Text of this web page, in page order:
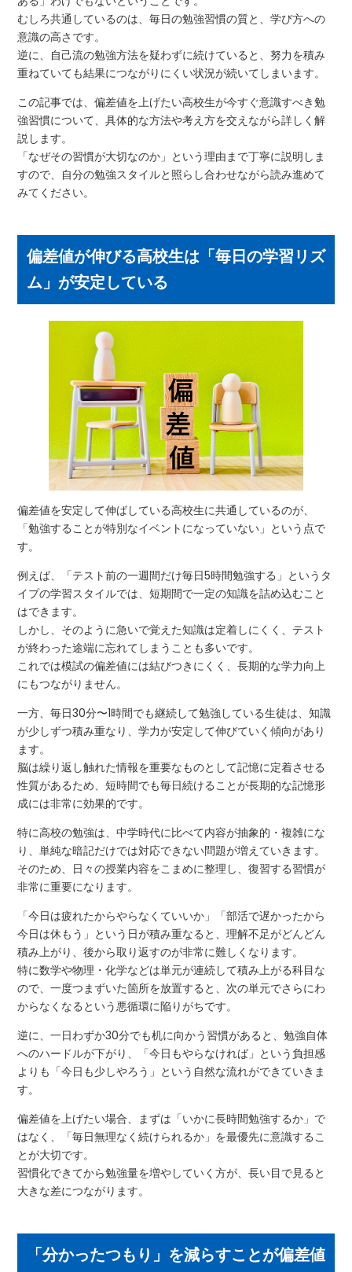
むしろ共通しているのは、毎日の勉強習慣の質と、学び方への
意識の高さです。
逆に、自己流の勉強方法を疑わずに続けていると、努力を積み
重ねていても結果につながりにくい状況が続いてしまいます。
この記事では、偏差値を上げたい高校生が今すぐ意識すべき勉
強習慣について、具体的な方法や考え方を交えながら詳しく解
説します。
「なぜその習慣が大切なのか」という理由まで丁寧に説明しま
すので、自分の勉強スタイルと照らし合わせながら読み進めて
みてください。
偏差値が伸びる高校生は「毎日の学習リズ
ム」が安定している
偏差値を安定して伸ばしている高校生に共通しているのが、
「勉強することが特別なイベントになっていない」という点で
す。
例えば、「テスト前の一週間だけ毎日5時間勉強する」というタ
イプの学習スタイルでは、短期間で一定の知識を詰め込むこと
はできます。
しかし、そのように急いで覚えた知識は定着しにくく、テスト
が終わった途端に忘れてしまうことも多いです。
これでは模試の偏差値には結びつきにくく、長期的な学力向上
にもつながりません。
一方、毎日30分〜1時間でも継続して勉強している生徒は、知識
が少しずつ積み重なり、学力が安定して伸びていく傾向があり
ます。
脳は繰り返し触れた情報を重要なものとして記憶に定着させる
性質があるため、短時間でも毎日続けることが長期的な記憶形
成には非常に効果的です。
特に高校の勉強は、中学時代に比べて内容が抽象的・複雑にな
り、単純な暗記だけでは対応できない問題が増えていきます。
そのため、日々の授業内容をこまめに整理し、復習する習慣が
非常に重要になります。
「今日は疲れたからやらなくていいか」「部活で遅かったから
今日は休もう」という日が積み重なると、理解不足がどんどん
積み上がり、後から取り返すのが非常に難しくなります。
特に数学や物理・化学などは単元が連続して積み上がる科目な
ので、一度つまずいた箇所を放置すると、次の単元でさらにわ
からなくなるという悪循環に陥りがちです。
逆に、一日わずか30分でも机に向かう習慣があると、勉強自体
へのハードルが下がり、「今日もやらなければ」という負担感
よりも「今日も少しやろう」という自然な流れができていきま
す。
偏差値を上げたい場合、まずは「いかに長時間勉強するか」で
はなく、「毎日無理なく続けられるか」を最優先に意識するこ
とが大切です。
習慣化できてから勉強量を増やしていく方が、長い目で見ると
大きな差につながります。
「分かったつもり」を減らすことが偏差値